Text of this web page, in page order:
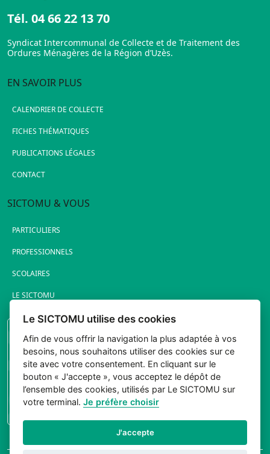
Tél. 04 66 22 13 70
Syndicat Intercommunal de Collecte et de Traitement des
Ordures Ménagères de la Région d’Uzès.
EN SAVOIR PLUS
CALENDRIER DE COLLECTE
FICHES THÉMATIQUES
PUBLICATIONS LÉGALES
CONTACT
SICTOMU & VOUS
PARTICULIERS
PROFESSIONNELS
SCOLAIRES
LE SICTOMU
PORTAIL ÉLUS
CONNEXION
Le SICTOMU utilise des cookies
Afin de vous offrir la navigation la plus adaptée à vos
besoins, nous souhaitons utiliser des cookies sur ce
site avec votre consentement. En cliquant sur le
bouton « J'accepte », vous acceptez le dépôt de
l’ensemble des cookies, utilisés par Le SICTOMU sur
votre terminal.Je préfère choisir
J'accepte